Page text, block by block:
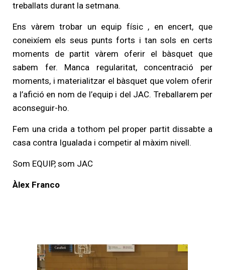
treballats durant la setmana.
Ens vàrem trobar un equip físic , en encert, que
coneixíem els seus punts forts i tan sols en certs
moments de partit vàrem oferir el bàsquet que
sabem fer. Manca regularitat, concentració per
moments, i materialitzar el bàsquet que volem oferir
a l’afició en nom de l’equip i del JAC. Treballarem per
aconseguir-ho.
Fem una crida a tothom pel proper partit dissabte a
casa contra Igualada i competir al màxim nivell.
Som EQUIP, som JAC
Àlex Franco